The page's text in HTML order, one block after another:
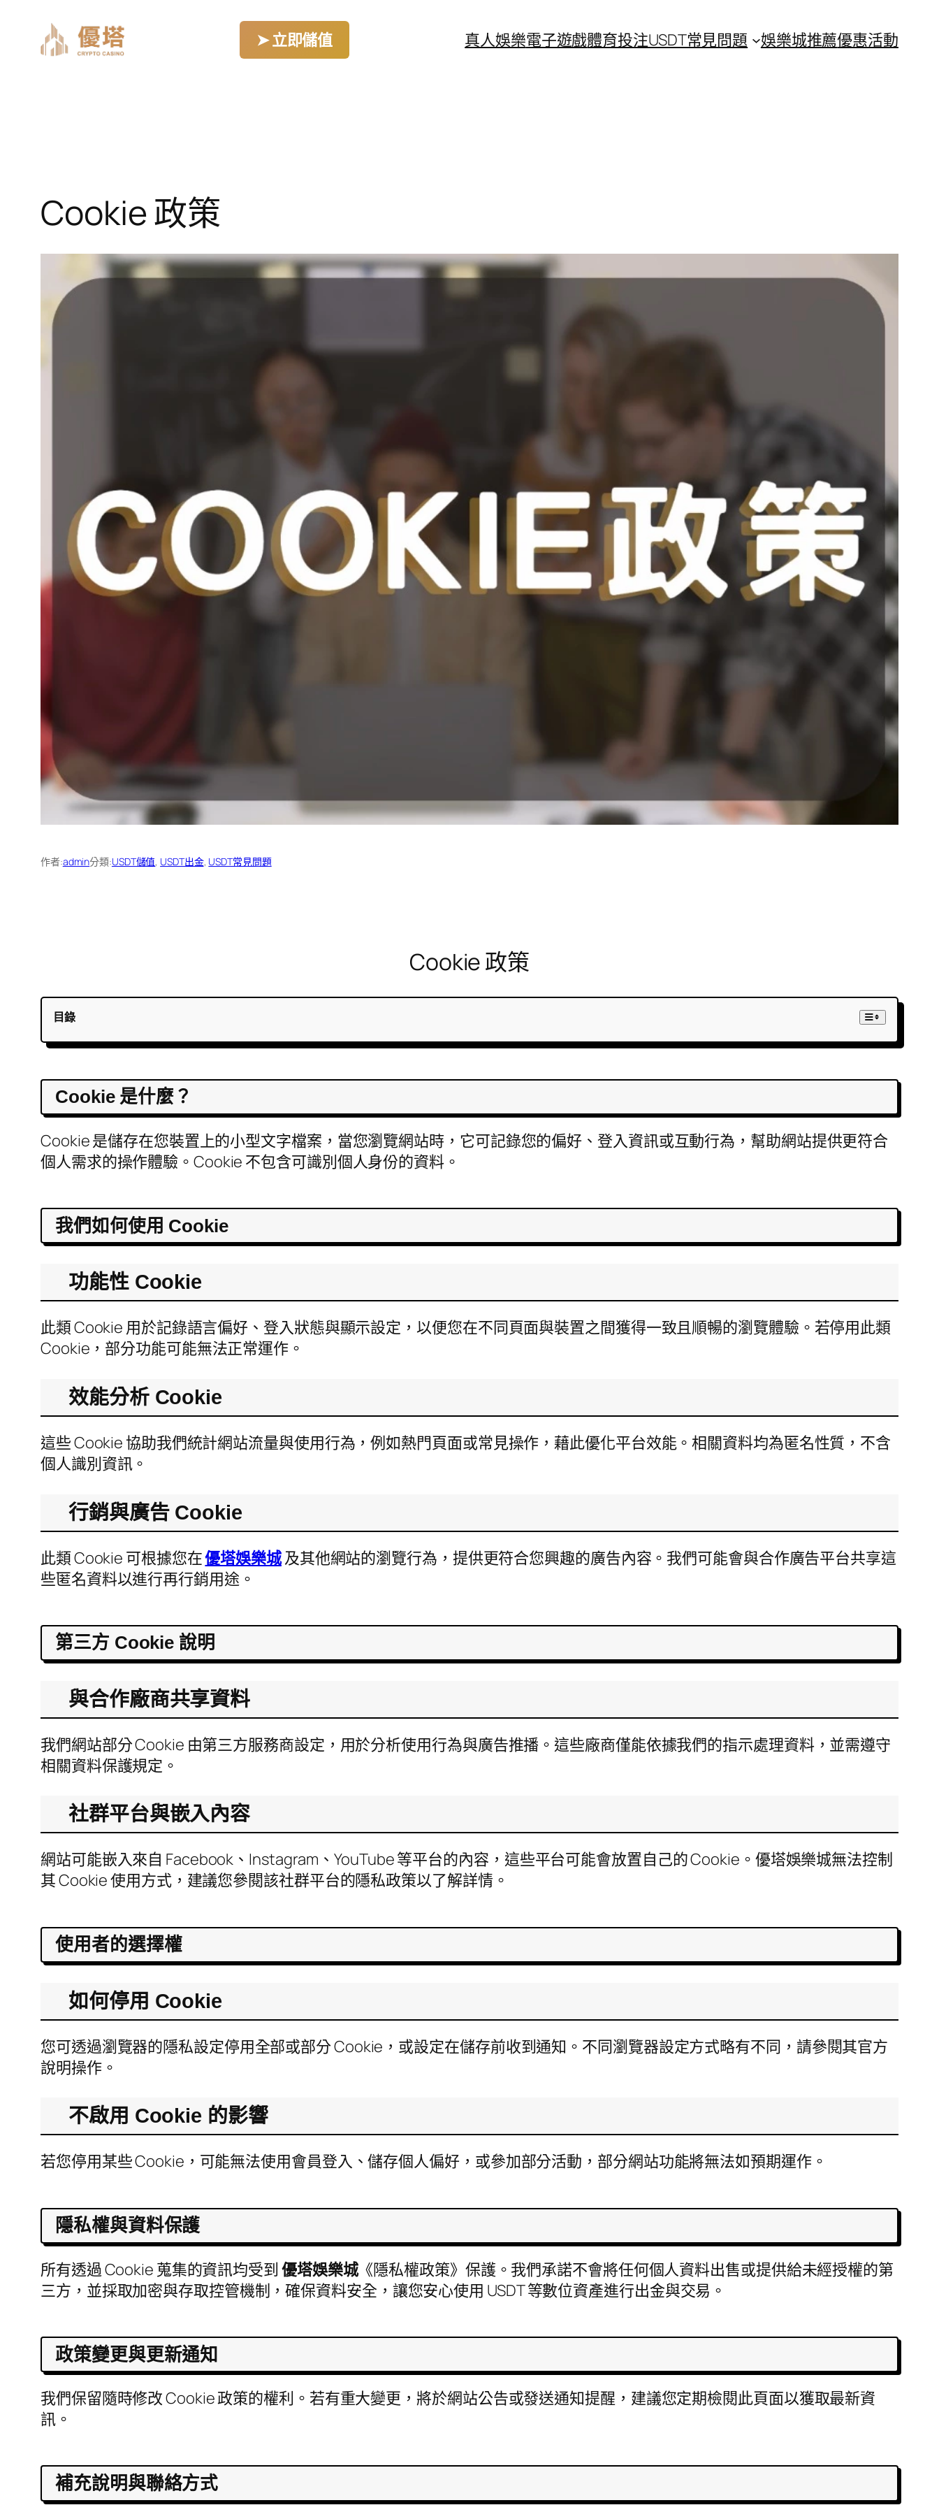
➤ 立即儲值 真人娛樂電子遊戲體育投注USDT常見問題 娛樂城推薦優惠活動
Cookie 政策
作者:admin分類:USDT儲值, USDT出金, USDT常見問題
Cookie 政策
目錄
Cookie 是什麼？
Cookie 是儲存在您裝置上的小型文字檔案，當您瀏覽網站時，它可記錄您的偏好、登入資訊或互動行為，幫助網站提供更符合
個人需求的操作體驗。Cookie 不包含可識別個人身份的資料。
我們如何使用 Cookie
功能性 Cookie
此類 Cookie 用於記錄語言偏好、登入狀態與顯示設定，以便您在不同頁面與裝置之間獲得一致且順暢的瀏覽體驗。若停用此類
Cookie，部分功能可能無法正常運作。
效能分析 Cookie
這些 Cookie 協助我們統計網站流量與使用行為，例如熱門頁面或常見操作，藉此優化平台效能。相關資料均為匿名性質，不含
個人識別資訊。
行銷與廣告 Cookie
此類 Cookie 可根據您在優塔娛樂城及其他網站的瀏覽行為，提供更符合您興趣的廣告內容。我們可能會與合作廣告平台共享這
些匿名資料以進行再行銷用途。
第三方 Cookie 說明
與合作廠商共享資料
我們網站部分 Cookie 由第三方服務商設定，用於分析使用行為與廣告推播。這些廠商僅能依據我們的指示處理資料，並需遵守
相關資料保護規定。
社群平台與嵌入內容
網站可能嵌入來自 Facebook、Instagram、YouTube 等平台的內容，這些平台可能會放置自己的 Cookie。優塔娛樂城無法控制
其 Cookie 使用方式，建議您參閱該社群平台的隱私政策以了解詳情。
使用者的選擇權
如何停用 Cookie
您可透過瀏覽器的隱私設定停用全部或部分 Cookie，或設定在儲存前收到通知。不同瀏覽器設定方式略有不同，請參閱其官方
說明操作。
不啟用 Cookie 的影響
若您停用某些 Cookie，可能無法使用會員登入、儲存個人偏好，或參加部分活動，部分網站功能將無法如預期運作。
隱私權與資料保護
所有透過 Cookie 蒐集的資訊均受到 優塔娛樂城《隱私權政策》保護。我們承諾不會將任何個人資料出售或提供給未經授權的第
三方，並採取加密與存取控管機制，確保資料安全，讓您安心使用 USDT 等數位資產進行出金與交易。
政策變更與更新通知
我們保留隨時修改 Cookie 政策的權利。若有重大變更，將於網站公告或發送通知提醒，建議您定期檢閱此頁面以獲取最新資
訊。
補充說明與聯絡方式